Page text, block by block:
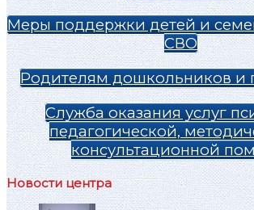
Меры поддержки детей и
СВО
Родителям дошкольников и
Служба оказания услуг
педагогической,
консультационной
Новости центра